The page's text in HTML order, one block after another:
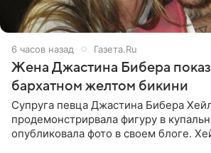
6 часов назад Газета.Ru
Жена Джастина Бибера
бархатном желтом бикини
Супруга певца Джастина Бибера
продемонстрирвала фигуру в
опубликовала фото в своем блоге.